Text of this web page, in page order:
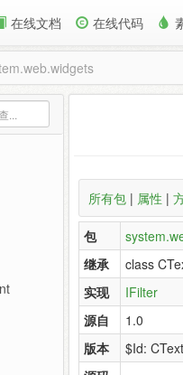
在线文档 在线代码
所有包| 属性 |
包
继承
class
实现
IFilter
源自
1.0
版本
$Id: